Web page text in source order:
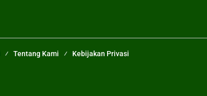
Tentang Kami Kebijakan Privasi